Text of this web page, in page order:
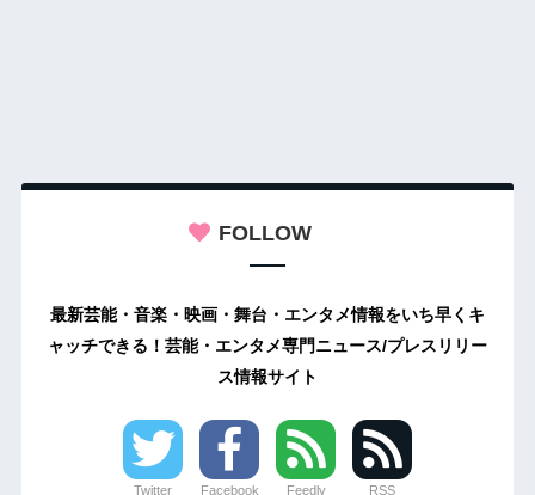
FOLLOW
最新芸能・音楽・映画・舞台・エンタメ情報をいち早くキ
ャッチできる！芸能・エンタメ専門ニュース/プレスリリー
ス情報サイト
Twitter Facebook Feedly RSS